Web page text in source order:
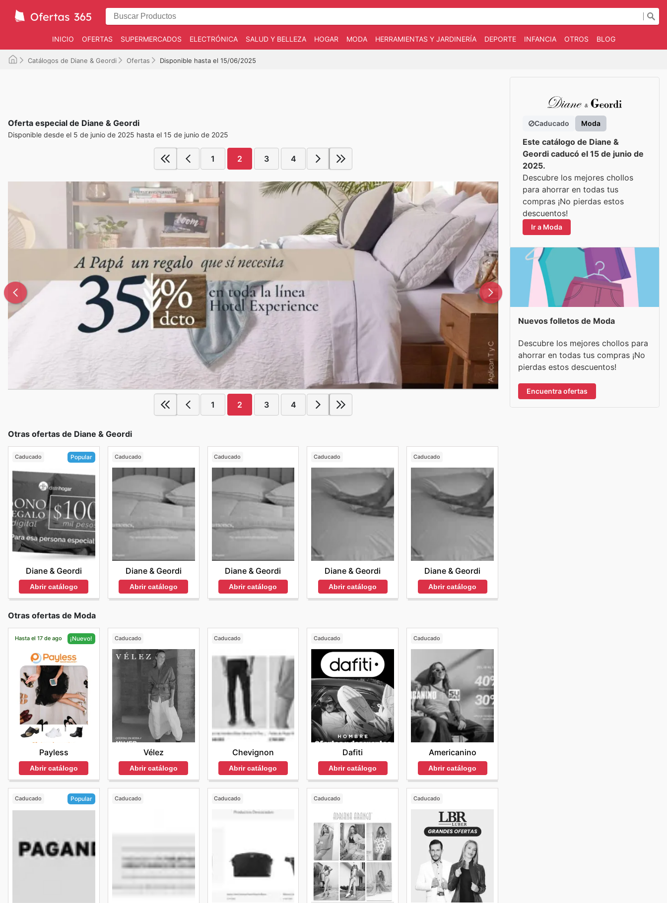
INICIO OFERTAS SUPERMERCADOS ELECTRÓNICA SALUD Y BELLEZA HOGAR MODA HERRAMIENTAS Y JARDINERÍA DEPORTE INFANCIA OTROS BLOG
Catálogos de Diane & Geordi Ofertas Disponible hasta el 15/06/2025
Oferta especial de Diane & Geordi
Disponible desde el 5 de junio de 2025 hasta el 15 de junio de 2025
1 2 3 4
1 2 3 4
Otras ofertas de Diane & Geordi
Caducado Popular
Diane & Geordi
Abrir catálogo
Caducado
Diane & Geordi
Abrir catálogo
Caducado
Diane & Geordi
Abrir catálogo
Caducado
Diane & Geordi
Abrir catálogo
Caducado
Diane & Geordi
Abrir catálogo
Otras ofertas de Moda
Hasta el 17 de ago ¡Nuevo!
Payless
Abrir catálogo
Caducado
Vélez
Abrir catálogo
Caducado
Chevignon
Abrir catálogo
Caducado
Dafiti
Abrir catálogo
Caducado
Americanino
Abrir catálogo
Caducado Popular Caducado Caducado Caducado Caducado
Caducado Moda
Este catálogo de Diane &
Geordi caducó el 15 de junio de
2025.
Descubre los mejores chollos
para ahorrar en todas tus
compras ¡No pierdas estos
descuentos!
Ir a Moda
Nuevos folletos de Moda
Descubre los mejores chollos para
ahorrar en todas tus compras ¡No
pierdas estos descuentos!
Encuentra ofertas